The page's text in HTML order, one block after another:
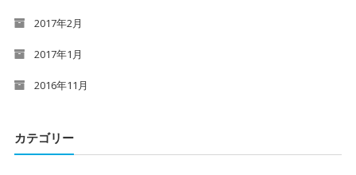
2017年2月
2017年1月
2016年11月
カテゴリー